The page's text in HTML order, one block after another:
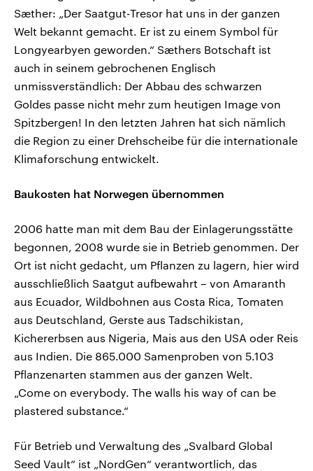
Sæther: „Der Saatgut-Tresor hat uns in der ganzen
Welt bekannt gemacht. Er ist zu einem Symbol für
Longyearbyen geworden.“ Sæthers Botschaft ist
auch in seinem gebrochenen Englisch
unmissverständlich: Der Abbau des schwarzen
Goldes passe nicht mehr zum heutigen Image von
Spitzbergen! In den letzten Jahren hat sich nämlich
die Region zu einer Drehscheibe für die internationale
Klimaforschung entwickelt.
Baukosten hat Norwegen übernommen
2006 hatte man mit dem Bau der Einlagerungsstätte
begonnen, 2008 wurde sie in Betrieb genommen. Der
Ort ist nicht gedacht, um Pflanzen zu lagern, hier wird
ausschließlich Saatgut aufbewahrt – von Amaranth
aus Ecuador, Wildbohnen aus Costa Rica, Tomaten
aus Deutschland, Gerste aus Tadschikistan,
Kichererbsen aus Nigeria, Mais aus den USA oder Reis
aus Indien. Die 865.000 Samenproben von 5.103
Pflanzenarten stammen aus der ganzen Welt.
„Come on everybody. The walls his way of can be
plastered substance.“
Für Betrieb und Verwaltung des „Svalbard Global
Seed Vault“ ist „NordGen“ verantwortlich, das